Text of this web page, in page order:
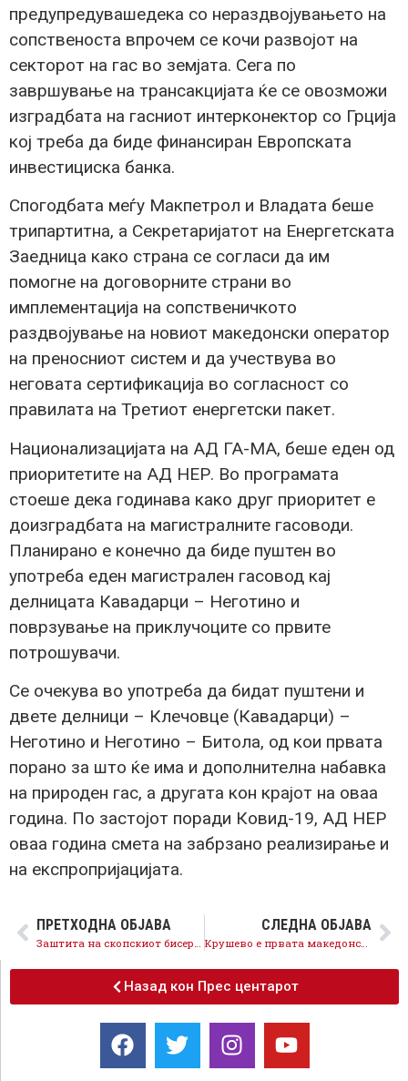
предупредувашедека со нераздвојувањето на
сопственоста впрочем се кочи развојот на
секторот на гас во земјата. Сега по
завршување на трансакцијата ќе се овозможи
изградбата на гасниот интерконектор со Грција
кој треба да биде финансиран Европската
инвестициска банка.
Спогодбата меѓу Макпетрол и Владата беше
трипартитна, а Секретаријатот на Енергетската
Заедница како страна се согласи да им
помогне на договорните страни во
имплементација на сопственичкото
раздвојување на новиот македонски оператор
на преносниот систем и да учествува во
неговата сертификација во согласност со
правилата на Третиот енергетски пакет.
Национализацијата на АД ГА-МА, беше еден од
приоритетите на АД НЕР. Во програмата
стоеше дека годинава како друг приоритет е
доизградбата на магистралните гасоводи.
Планирано е конечно да биде пуштен во
употреба еден магистрален гасовод кај
делницата Кавадарци – Неготино и
поврзување на приклучоците со првите
потрошувачи.
Се очекува во употреба да бидат пуштени и
двете делници – Клечовце (Кавадарци) –
Неготино и Неготино – Битола, од кои првата
порано за што ќе има и дополнителна набавка
на природен гас, а другата кон крајот на оваа
година. По застојот поради Ковид-19, АД НЕР
оваа година смета на забрзано реализирање и
на експропријацијата.
ПРЕТХОДНА ОБЈАВА СЛЕДНА ОБЈАВА
Крушево е првата македонска општина со европски сертификат за безбедна Ковид дестинација
Назад кон Прес центарот